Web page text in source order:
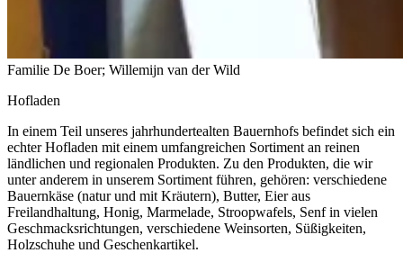
Familie De Boer; Willemijn van der Wild
Hofladen
In einem Teil unseres jahrhundertealten Bauernhofs befindet sich ein
echter Hofladen mit einem umfangreichen Sortiment an reinen
ländlichen und regionalen Produkten. Zu den Produkten, die wir
unter anderem in unserem Sortiment führen, gehören: verschiedene
Bauernkäse (natur und mit Kräutern), Butter, Eier aus
Freilandhaltung, Honig, Marmelade, Stroopwafels, Senf in vielen
Geschmacksrichtungen, verschiedene Weinsorten, Süßigkeiten,
Holzschuhe und Geschenkartikel.